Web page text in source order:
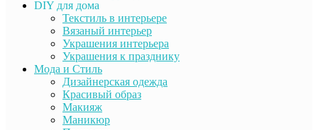
DIY для дома
Текстиль в интерьере
Вязаный интерьер
Украшения интерьера
Украшения к празднику
Мода и Стиль
Дизайнерская одежда
Красивый образ
Макияж
Маникюр